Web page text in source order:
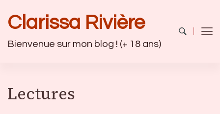
Clarissa Rivière
Bienvenue sur mon blog ! (+ 18 ans)
Lectures